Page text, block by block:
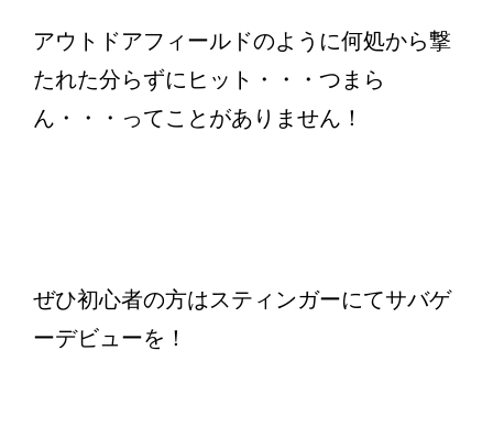
アウトドアフィールドのように何処から撃
たれた分らずにヒット・・・つまら
ん・・・ってことがありません！
ぜひ初心者の方はスティンガーにてサバゲ
ーデビューを！